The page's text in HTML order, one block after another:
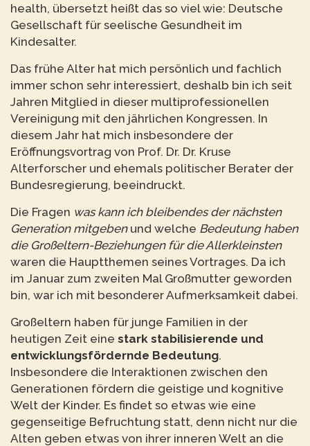
health, übersetzt heißt das so viel wie: Deutsche
Gesellschaft für seelische Gesundheit im
Kindesalter.
Das frühe Alter hat mich persönlich und fachlich
immer schon sehr interessiert, deshalb bin ich seit
Jahren Mitglied in dieser multiprofessionellen
Vereinigung mit den jährlichen Kongressen. In
diesem Jahr hat mich insbesondere der
Eröffnungsvortrag von Prof. Dr. Dr. Kruse
Alterforscher und ehemals politischer Berater der
Bundesregierung, beeindruckt.
Die Fragen was kann ich bleibendes der nächsten
Generation mitgebenund welche Bedeutung haben
die Großeltern-Beziehungen für die Allerkleinsten
waren die Hauptthemen seines Vortrages. Da ich
im Januar zum zweiten Mal Großmutter geworden
bin, war ich mit besonderer Aufmerksamkeit dabei.
Großeltern haben für junge Familien in der
heutigen Zeit eine stark stabilisierende und
entwicklungsfördernde Bedeutung.
Insbesondere die Interaktionen zwischen den
Generationen fördern die geistige und kognitive
Welt der Kinder. Es findet so etwas wie eine
gegenseitige Befruchtung statt, denn nicht nur die
Alten geben etwas von ihrer inneren Welt an die